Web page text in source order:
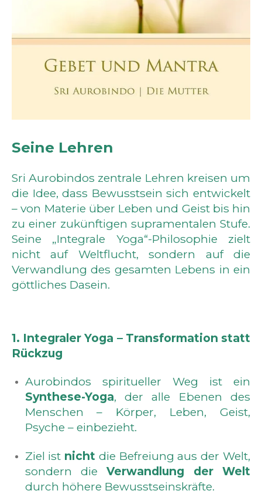
Seine Lehren
Sri Aurobindos zentrale Lehren kreisen um
die Idee, dass Bewusstsein sich entwickelt
– von Materie über Leben und Geist bis hin
zu einer zukünftigen supramentalen Stufe.
Seine „Integrale Yoga“-Philosophie zielt
nicht auf Weltflucht, sondern auf die
Verwandlung des gesamten Lebens in ein
göttliches Dasein.
1. Integraler Yoga – Transformation statt
Rückzug
Aurobindos spiritueller Weg ist ein
Synthese-Yoga, der alle Ebenen des
Menschen – Körper, Leben, Geist,
Psyche – einbezieht.
Ziel ist nicht die Befreiung aus der Welt,
sondern dieVerwandlung der Welt
durch höhere Bewusstseinskräfte.